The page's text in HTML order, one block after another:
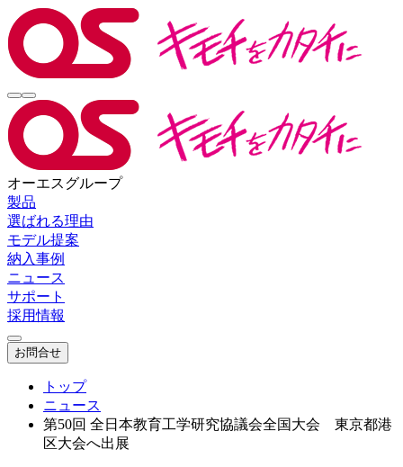
オーエスグループ
製品
選ばれる理由
モデル提案
納入事例
ニュース
サポート
採用情報
お問合せ
トップ
ニュース
第50回 全日本教育工学研究協議会全国大会 東京都港
区大会へ出展